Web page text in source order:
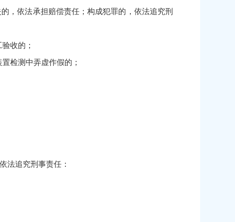
依法承担赔偿责任；构成犯罪的，依法追究刑
收的；
检测中弄虚作假的；
追究刑事责任：